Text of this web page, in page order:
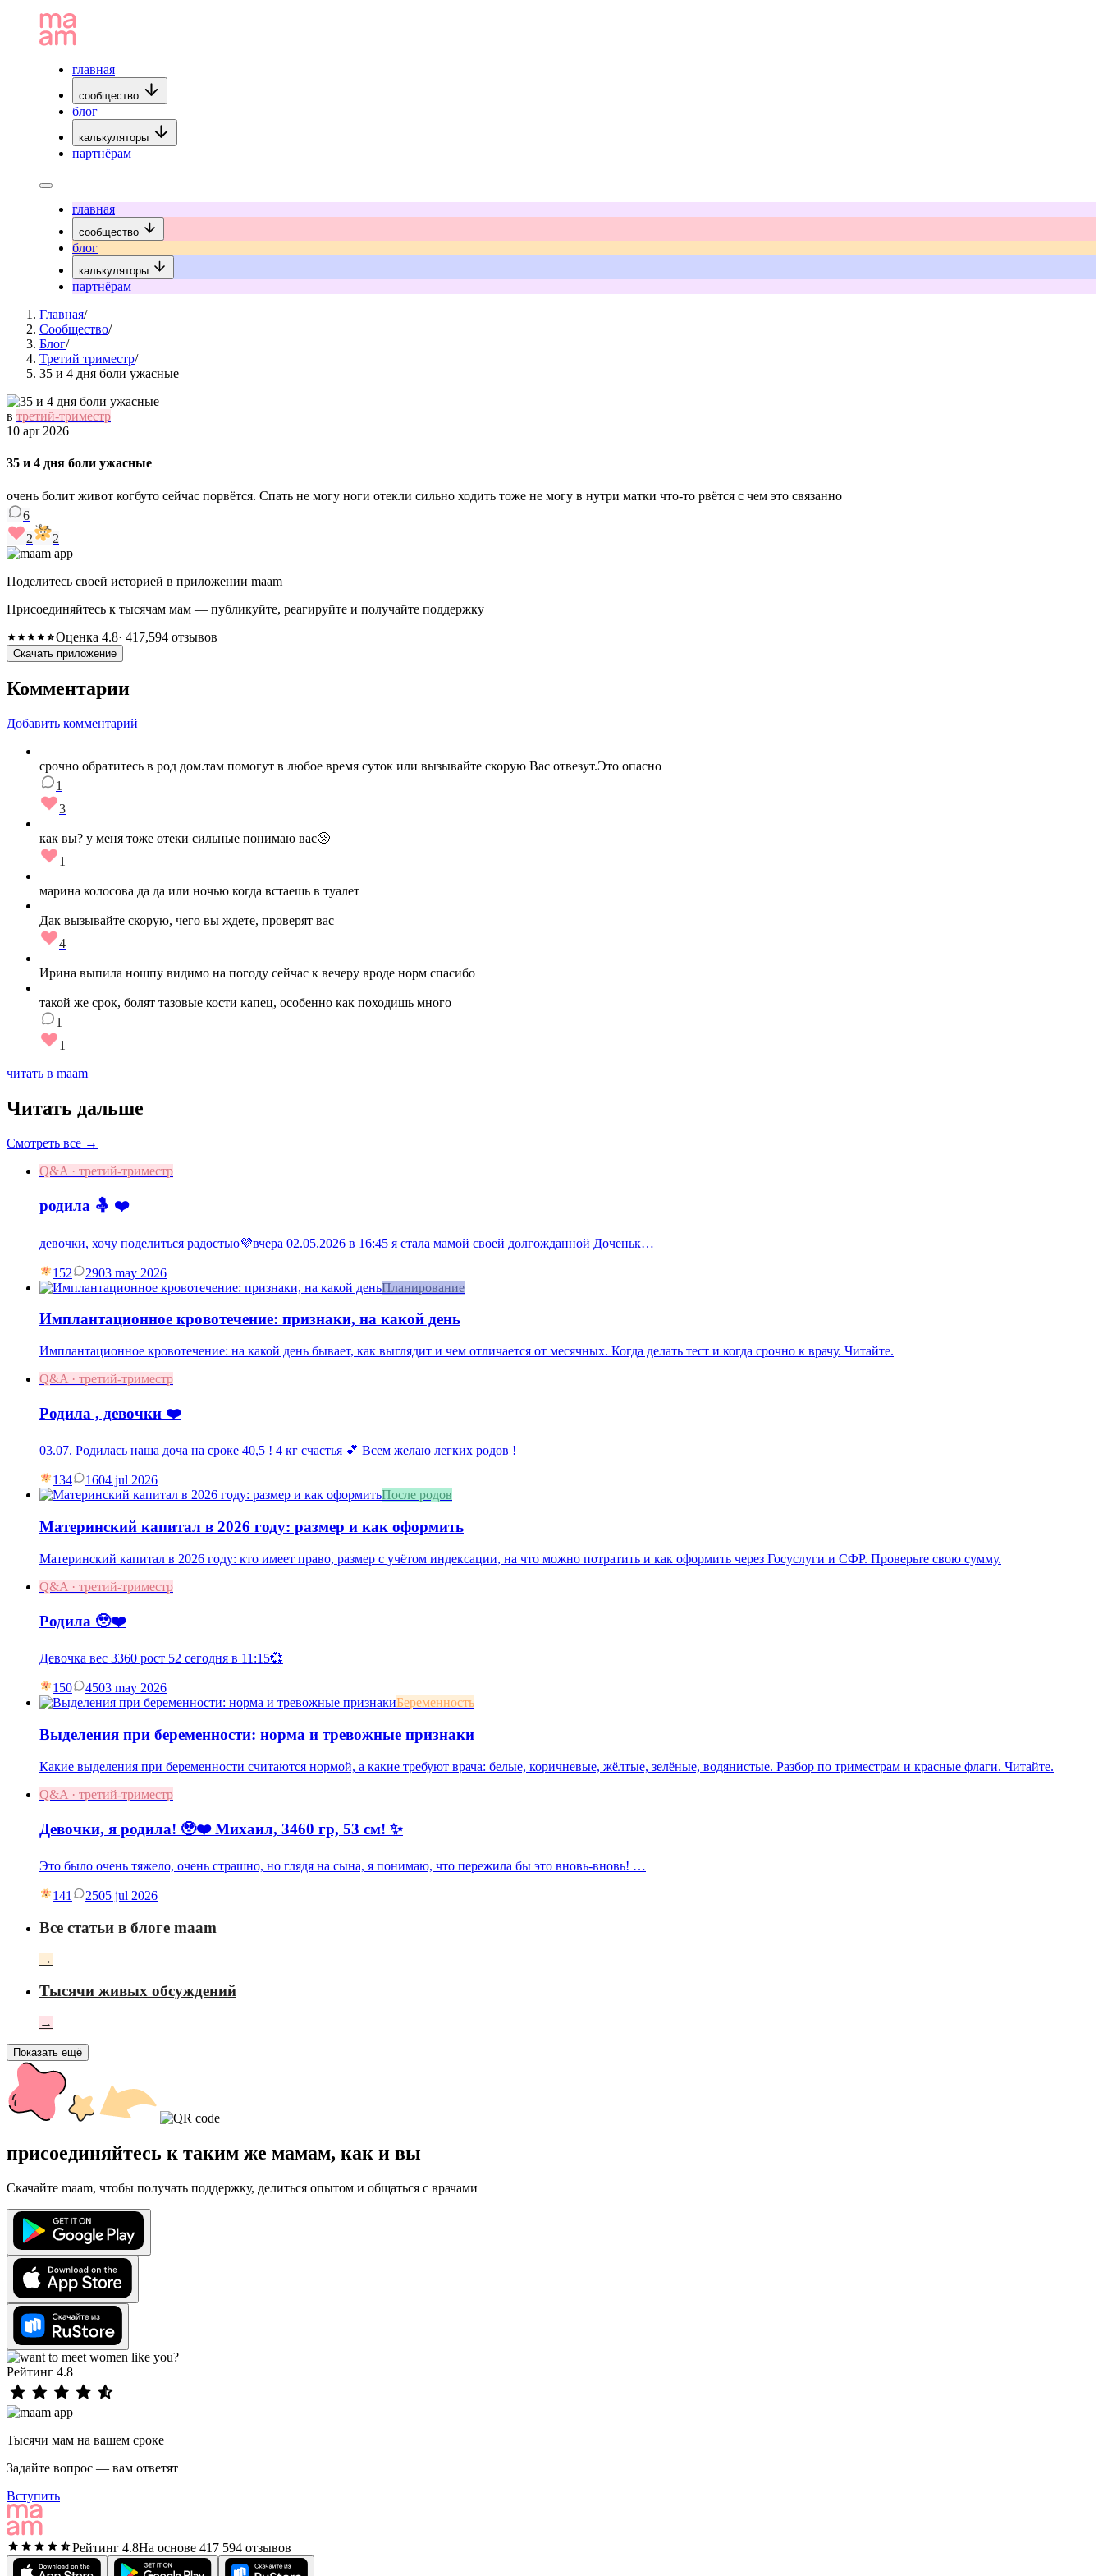
главная
сообщество
блог
калькуляторы
партнёрам
главная
сообщество
блог
калькуляторы
партнёрам
Главная/
Сообщество/
Блог/
Третий триместр/
35 и 4 дня боли ужасные
в третий-триместр
10 apr 2026
35 и 4 дня боли ужасные
очень болит живот когбуто сейчас порвётся. Спать не могу ноги отекли сильно ходить тоже не могу в нутри матки что-то рвётся с чем это связанно
6
2
2
Поделитесь своей историей в приложении maam
Присоединяйтесь к тысячам мам — публикуйте, реагируйте и получайте поддержку
Оценка 4.8· 417,594 отзывов
Скачать приложение
Комментарии
Добавить комментарий
срочно обратитесь в род дом.там помогут в любое время суток или вызывайте скорую Вас отвезут.Это опасно
1
3
как вы? у меня тоже отеки сильные понимаю вас🥺
1
марина колосова да да или ночью когда встаешь в туалет
Дак вызывайте скорую, чего вы ждете, проверят вас
4
Ирина выпила ношпу видимо на погоду сейчас к вечеру вроде норм спасибо
такой же срок, болят тазовые кости капец, особенно как походишь много
1
1
читать в maam
Читать дальше
Смотреть все →
Q&A · третий-триместр
родила 🤱 ❤️
девочки, хочу поделиться радостью💜вчера 02.05.2026 в 16:45 я стала мамой своей долгожданной Доченьк…
152 2903 may 2026
Планирование
Имплантационное кровотечение: признаки, на какой день
Имплантационное кровотечение: на какой день бывает, как выглядит и чем отличается от месячных. Когда делать тест и когда срочно к врачу. Читайте.
Q&A · третий-триместр
Родила , девочки ❤️
03.07. Родилась наша доча на сроке 40,5 ! 4 кг счастья 💕 Всем желаю легких родов !
134 1604 jul 2026
После родов
Материнский капитал в 2026 году: размер и как оформить
Материнский капитал в 2026 году: кто имеет право, размер с учётом индексации, на что можно потратить и как оформить через Госуслуги и СФР. Проверьте свою сумму.
Q&A · третий-триместр
Родила 🥹❤️
Девочка вес 3360 рост 52 сегодня в 11:15💞
150 4503 may 2026
Беременность
Выделения при беременности: норма и тревожные признаки
Какие выделения при беременности считаются нормой, а какие требуют врача: белые, коричневые, жёлтые, зелёные, водянистые. Разбор по триместрам и красные флаги. Читайте.
Q&A · третий-триместр
Девочки, я родила! 🥹❤️ Михаил, 3460 гр, 53 см! ✨
Это было очень тяжело, очень страшно, но глядя на сына, я понимаю, что пережила бы это вновь-вновь! …
141 2505 jul 2026
Все статьи в блоге maam
→
Тысячи живых обсуждений
→
Показать ещё
присоединяйтесь к таким же мамам, как и вы
Скачайте maam, чтобы получать поддержку, делиться опытом и общаться с врачами
Рейтинг 4.8
Тысячи мам на вашем сроке
Задайте вопрос — вам ответят
Вступить
Рейтинг 4.8На основе 417 594 отзывов